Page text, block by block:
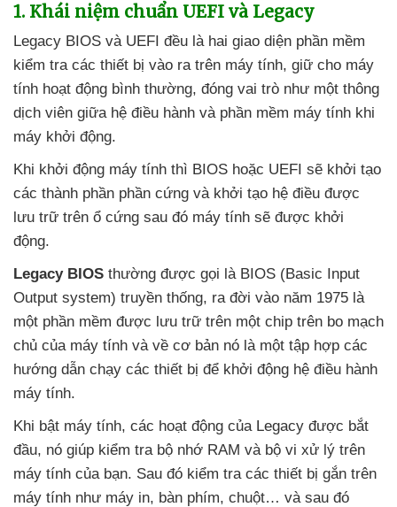
1. Khái niệm chuẩn UEFI và Legacy
Legacy BIOS và UEFI đều là hai giao diện phần mềm
kiểm tra các thiết bị vào ra trên máy tính, giữ cho máy
tính hoạt động bình thường, đóng vai trò như một thông
dịch viên giữa hệ điều hành và phần mềm máy tính khi
máy khởi động.
Khi khởi động máy tính thì BIOS hoặc UEFI sẽ khởi tạo
các thành phần phần cứng và khởi tạo hệ điều được
lưu trữ trên ổ cứng sau đó máy tính sẽ được khởi
động.
Legacy BIOS thường được gọi là BIOS (Basic Input
Output system) truyền thống, ra đời vào năm 1975 là
một phần mềm được lưu trữ trên một chip trên bo mạch
chủ của máy tính và về cơ bản nó là một tập hợp các
hướng dẫn chạy các thiết bị để khởi động hệ điều hành
máy tính.
Khi bật máy tính, các hoạt động của Legacy được bắt
đầu, nó giúp kiểm tra bộ nhớ RAM và bộ vi xử lý trên
máy tính của bạn. Sau đó kiểm tra các thiết bị gắn trên
máy tính như máy in, bàn phím, chuột… và sau đó